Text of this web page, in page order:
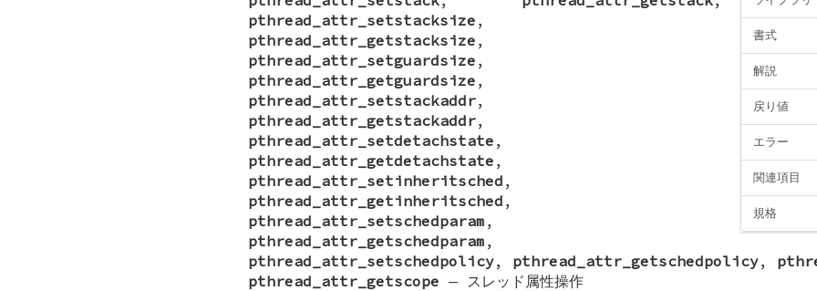
書式
解説
戻り値
エラー
関連項目
規格
pthread_attr_setstacksize ,
pthread_attr_getstacksize ,
pthread_attr_setguardsize ,
pthread_attr_getguardsize ,
pthread_attr_setstackaddr,
pthread_attr_getstackaddr,
pthread_attr_setdetachstate ,
pthread_attr_getdetachstate ,
pthread_attr_setinheritsched ,
pthread_attr_getinheritsched ,
pthread_attr_setschedparam ,
pthread_attr_getschedparam ,
pthread_attr_setschedpolicy, pthread_attr_getschedpolicy,
pthread_attr_getscope — スレッド属性操作